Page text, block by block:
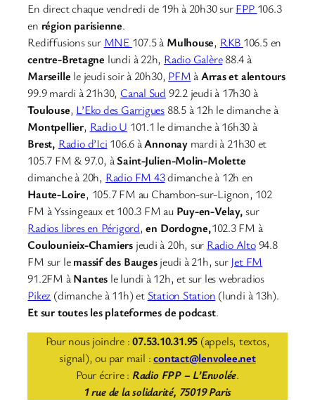
En direct chaque vendredi de 19h à 20h30 surFPP 106.3
en région parisienne.
Rediffusions sur MNE 107.5 à Mulhouse, RKB 106.5 en
centre-Bretagne lundi à 22h, Radio Galère88.4 à
Marseille le jeudi soir à 20h30, PFMàArras et alentours
99.9 mardi à 21h30, Canal Sud 92.2 jeudi à 17h30 à
Toulouse, L’Eko des Garrigues 88.5 à 12h le dimanche à
Montpellier, Radio U 101.1 le dimanche à 16h30 à
Brest, Radio d’Ici 106.6 àAnnonay mardi à 21h30 et
105.7 FM & 97.0, àSaint-Julien-Molin-Molette
dimanche à 20h, Radio FM 43dimanche à 12h en
Haute-Loire, 105.7 FM au Chambon-sur-Lignon, 102
FM à Yssingeaux et 100.3 FM au Puy-en-Velay,sur
Radios libres en Périgord, en Dordogne,102.3 FM à
Coulounieix-Chamiers jeudi à 20h, sur Radio Alto94.8
FM sur lemassif des Baugesjeudi à 21h, sur Jet FM
91.2FM àNantes le lundi à 12h, et sur les webradios
Pikez (dimanche à 11h) et Station Station (lundi à 13h).
Et sur toutes les plateformes de podcast.
Pour nous joindre :07.53.10.31.95 (appels, textos,
signal), ou par mail :contact@lenvolee.net
Pour écrire : Radio FPP – L’Envolée.
1 rue de la solidarité, 75019 Paris